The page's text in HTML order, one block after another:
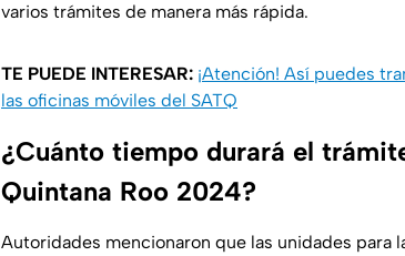
varios trámites de manera más rápida.
TE PUEDE INTERESAR: ¡Atención! Así puedes
las oficinas móviles del SATQ
¿Cuánto tiempo durará el
Quintana Roo 2024?
Autoridades mencionaron que las unidades para